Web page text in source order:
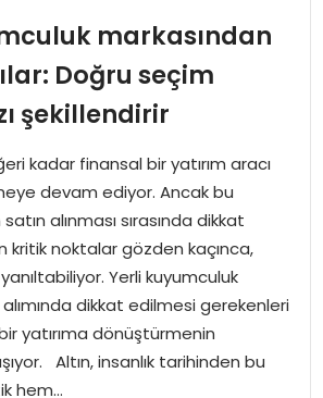
markasından
Doğru seçim
şekillendirir
kadar finansal bir yatırım aracı
devam ediyor. Ancak bu
alınması sırasında dikkat
kritik noktalar gözden kaçınca,
Yerli kuyumculuk
alımında dikkat edilmesi gerekenleri
yatırıma dönüştürmenin
Altın, insanlık tarihinden bu
hem…